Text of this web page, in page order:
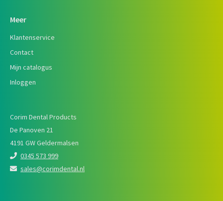
Meer
Klantenservice
Contact
Mijn catalogus
Inloggen
Corim Dental Products
De Panoven 21
4191 GW Geldermalsen
0345 573 999
sales@corimdental.nl